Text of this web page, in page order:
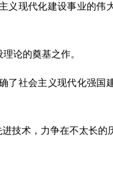
义现代化建设事业的伟
论的奠基之作。
了社会主义现代化强国
技术，力争在不太长的